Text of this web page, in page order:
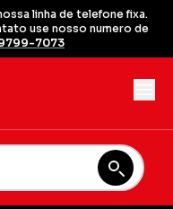
linha de telefone fixa.
use nosso numero de
7073